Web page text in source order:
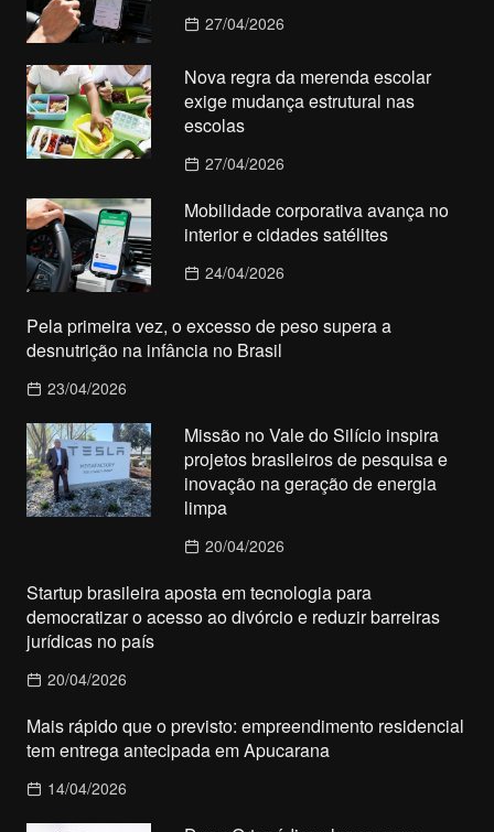
27/04/2026
Nova regra da merenda escolar
exige mudança estrutural nas
escolas
27/04/2026
Mobilidade corporativa avança no
interior e cidades satélites
24/04/2026
Pela primeira vez, o excesso de peso supera a
desnutrição na infância no Brasil
23/04/2026
Missão no Vale do Silício inspira
projetos brasileiros de pesquisa e
inovação na geração de energia
limpa
20/04/2026
Startup brasileira aposta em tecnologia para
democratizar o acesso ao divórcio e reduzir barreiras
jurídicas no país
20/04/2026
Mais rápido que o previsto: empreendimento residencial
tem entrega antecipada em Apucarana
14/04/2026